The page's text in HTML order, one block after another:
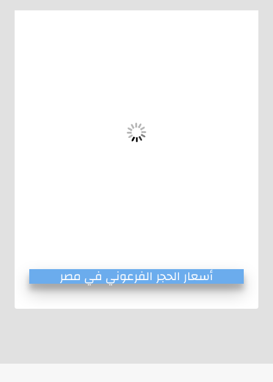
أسعار الحجر الفرعوني في مصر